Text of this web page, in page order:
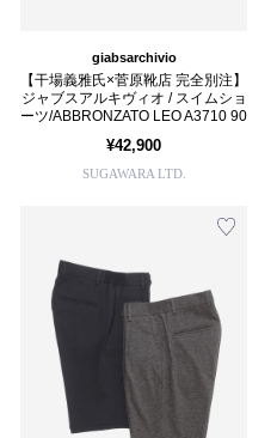
giabsarchivio
【干場義雅氏×菅原靴店 完全別注】
ジャブスアルキヴィオ / スイムショ
ーツ/ABBRONZATO LEO A3710 90
¥42,900
SUGAWARA LTD.